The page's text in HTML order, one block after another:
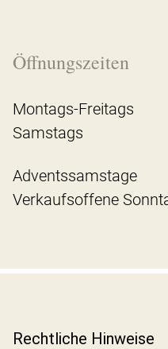
Öffnungszeiten
Montags-Freitags
Samstags
Adventssamstage
Verkaufsoffene
Rechtliche Hinweise